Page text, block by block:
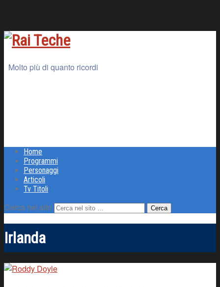
Molto più di quanto ricordi
Home
Programmi
Personaggi
Articoli
Tv Titoli
Cerca nel sito
Irlanda